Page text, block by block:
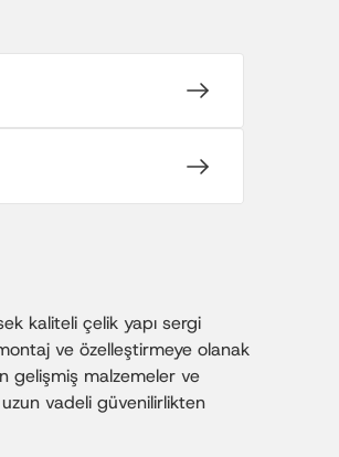
kaliteli çelik yapı sergi
ve özelleştirmeye olanak
gelişmiş malzemeler ve
vadeli güvenilirlikten